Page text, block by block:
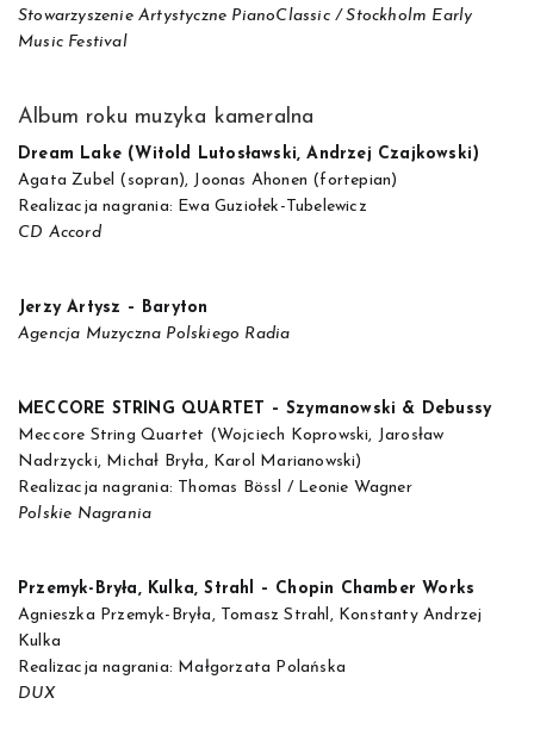
Stowarzyszenie Artystyczne PianoClassic / Stockholm Early
Music Festival
Album roku muzyka kameralna
Dream Lake (Witold Lutosławski, Andrzej Czajkowski)
Agata Zubel (sopran), Joonas Ahonen (fortepian)
Realizacja nagrania: Ewa Guziołek-Tubelewicz
CD Accord
Jerzy Artysz – Baryton
Agencja Muzyczna Polskiego Radia
MECCORE STRING QUARTET – Szymanowski & Debussy
Meccore String Quartet (Wojciech Koprowski, Jarosław
Nadrzycki, Michał Bryła, Karol Marianowski)
Realizacja nagrania: Thomas Bössl / Leonie Wagner
Polskie Nagrania
Przemyk-Bryła, Kulka, Strahl – Chopin Chamber Works
Agnieszka Przemyk-Bryła, Tomasz Strahl, Konstanty Andrzej
Kulka
Realizacja nagrania: Małgorzata Polańska
DUX